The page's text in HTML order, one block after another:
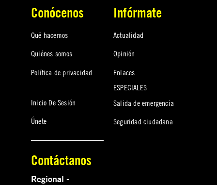
Conócenos
Qué hacemos
Quiénes somos
Política de privacidad
Inicio De Sesión
Únete
Infórmate
Actualidad
Opinión
Enlaces
ESPECIALES
Salida de emergencia
Seguridad ciudadana
Contáctanos
Regional -